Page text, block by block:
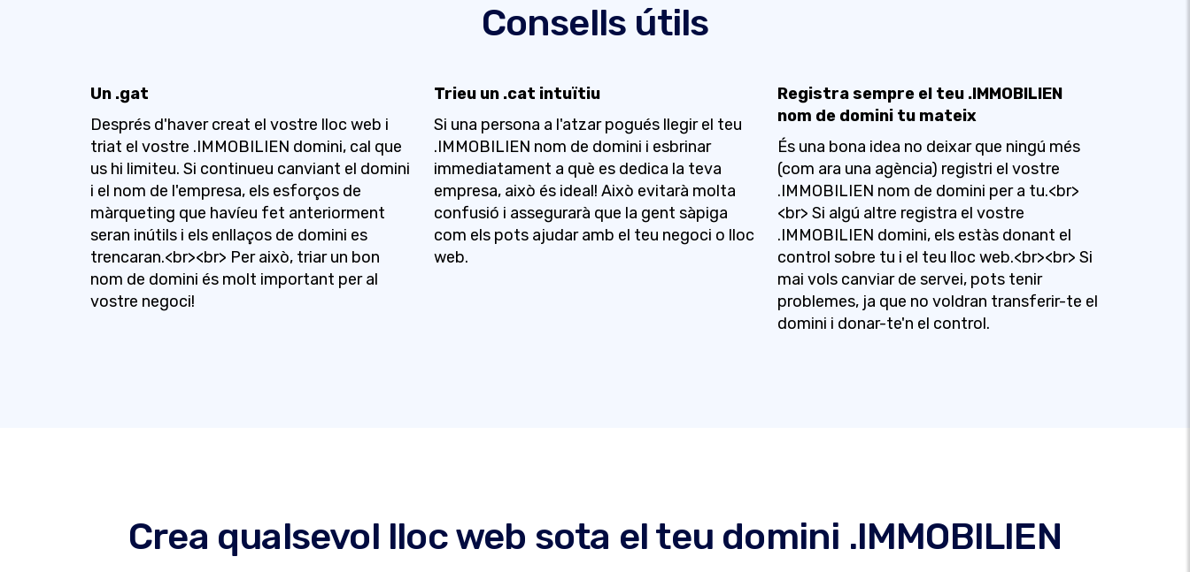
Consells útils
Un .gat
Després d'haver creat el vostre lloc web i
triat el vostre .IMMOBILIEN domini, cal que
us hi limiteu. Si continueu canviant el domini
i el nom de l'empresa, els esforços de
màrqueting que havíeu fet anteriorment
seran inútils i els enllaços de domini es
trencaran.<br><br> Per això, triar un bon
nom de domini és molt important per al
vostre negoci!
Trieu un .cat intuïtiu
Si una persona a l'atzar pogués llegir el teu
.IMMOBILIEN nom de domini i esbrinar
immediatament a què es dedica la teva
empresa, això és ideal! Això evitarà molta
confusió i assegurarà que la gent sàpiga
com els pots ajudar amb el teu negoci o lloc
web.
Registra sempre el teu .IMMOBILIEN
nom de domini tu mateix
És una bona idea no deixar que ningú més
(com ara una agència) registri el vostre
.IMMOBILIEN nom de domini per a tu.<br>
<br> Si algú altre registra el vostre
.IMMOBILIEN domini, els estàs donant el
control sobre tu i el teu lloc web.<br><br> Si
mai vols canviar de servei, pots tenir
problemes, ja que no voldran transferir-te el
domini i donar-te'n el control.
Crea qualsevol lloc web sota el teu domini .IMMOBILIEN